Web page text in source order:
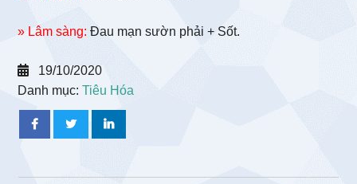
» Lâm sàng: Đau mạn sườn phải + Sốt.
19/10/2020
Danh mục:Tiêu Hóa